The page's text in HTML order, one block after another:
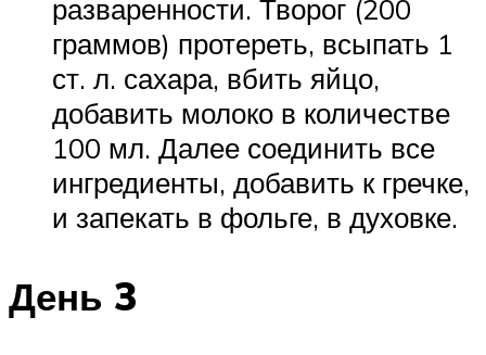
разваренности. Творог (200
граммов) протереть, всыпать 1
ст. л. сахара, вбить яйцо,
добавить молоко в количестве
100 мл. Далее соединить все
ингредиенты, добавить к гречке,
и запекать в фольге, в духовке.
День 3